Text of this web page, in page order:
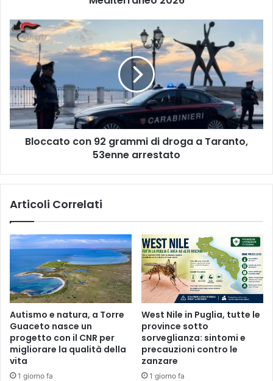
Bloccato
con
92
grammi
droga
a
Taranto,
53enne
arrestato
Bloccato con 92 grammi di droga a Taranto,
53enne arrestato
Articoli Correlati
Autismo e natura, a Torre
Guaceto nasce un
progetto con il CNR per
migliorare la qualità della
vita
1 giorno fa
West Nile in Puglia, tutte le
province sotto
sorveglianza: sintomi e
precauzioni contro le
zanzare
1 giorno fa